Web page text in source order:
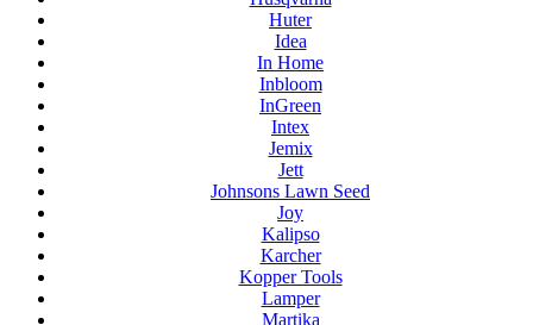
Huter
Idea
In Home
Inbloom
InGreen
Intex
Jemix
Jett
Johnsons Lawn Seed
Joy
Kalipso
Karcher
Kopper Tools
Lamper
Martika